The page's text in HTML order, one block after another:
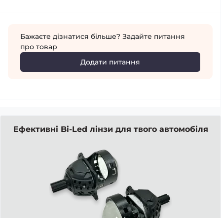
Бажаєте дізнатися більше? Задайте питання
про товар
Додати питання
Ефективні Bi-Led лінзи для твого автомобіля